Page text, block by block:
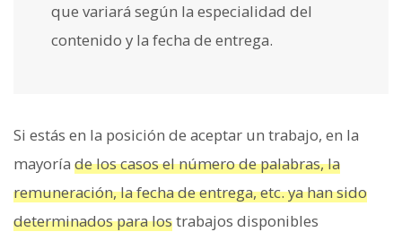
que variará según la especialidad del
contenido y la fecha de entrega.
Si estás en la posición de aceptar un trabajo, en la
mayoría de los casos el número de palabras, la
remuneración, la fecha de entrega, etc. ya han sido
determinados para lostrabajos disponibles